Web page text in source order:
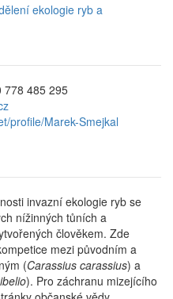
ekologie ryb a
778 485 295
profile/Marek-Smejkal
invazní ekologie ryb se
nížinných tůních a
člověkem. Zde
mezi původním a
(Carassius carassius) a
). Pro záchranu mizejícího